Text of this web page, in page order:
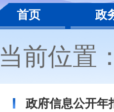
首页 政
当前位置
政府信息公开年